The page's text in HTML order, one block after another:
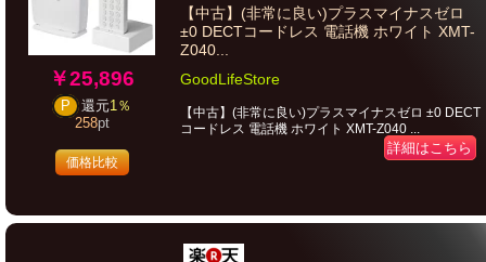
￥25,896
P 還元1％
258pt
価格比較
【中古】(非常に良い)プラスマイナスゼロ
±0 DECTコードレス 電話機 ホワイト XMT-
Z040...
GoodLifeStore
【中古】(非常に良い)プラスマイナスゼロ ±0 DECT
コードレス 電話機 ホワイト XMT-Z040 ...
詳細はこちら